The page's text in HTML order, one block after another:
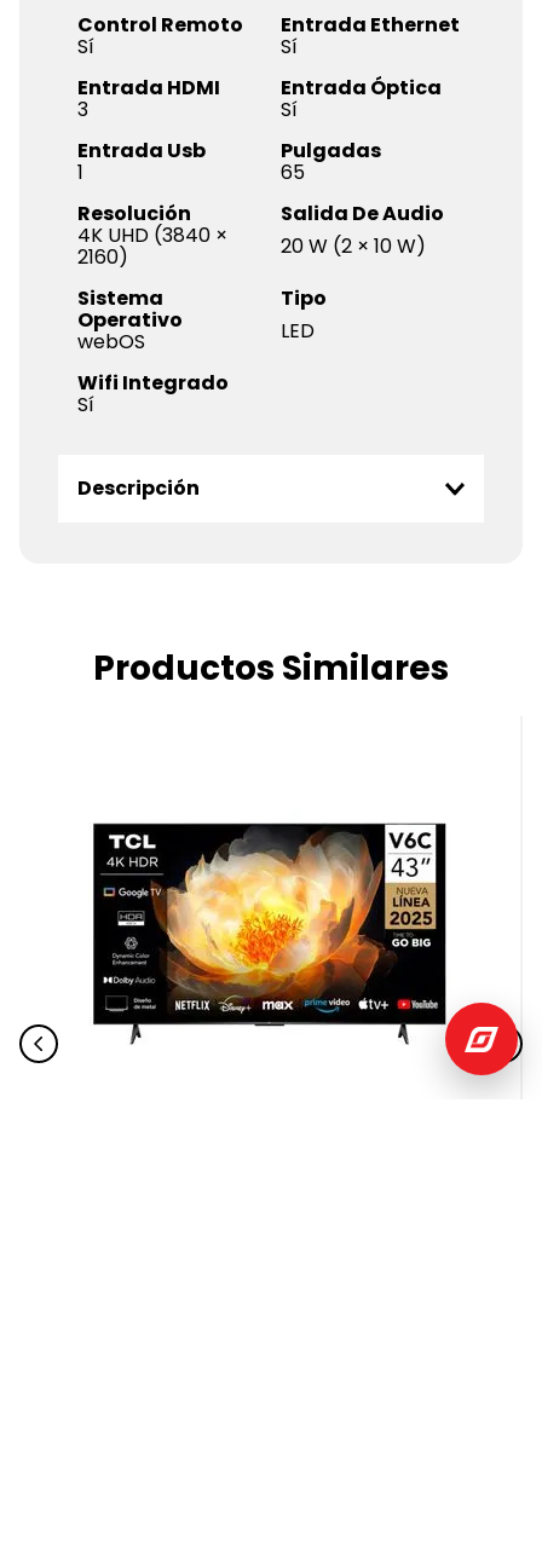
Control Remoto
Sí
Entrada Ethernet
Sí
Entrada HDMI
3
Entrada Óptica
Sí
Entrada Usb
1
Pulgadas
65
Resolución
4K UHD (3840 ×
2160)
Salida De Audio
20 W (2 × 10 W)
Sistema
Operativo
webOS
Tipo
LED
Wifi Integrado
Sí
Descripción
Productos Similares